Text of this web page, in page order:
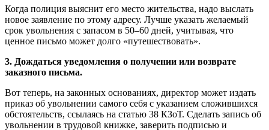
Когда полиция выяснит его место жительства, надо выслать
новое заявление по этому адресу. Лучше указать желаемый
срок увольнения с запасом в 50–60 дней, учитывая, что
ценное письмо может долго «путешествовать».
3. Дождаться уведомления о получении или возврате
заказного письма.
Вот теперь, на законных основаниях, директор может издать
приказ об увольнении самого себя с указанием сложившихся
обстоятельств, ссылаясь на статью 38 КЗоТ. Сделать запись об
увольнении в трудовой книжке, заверить подписью и